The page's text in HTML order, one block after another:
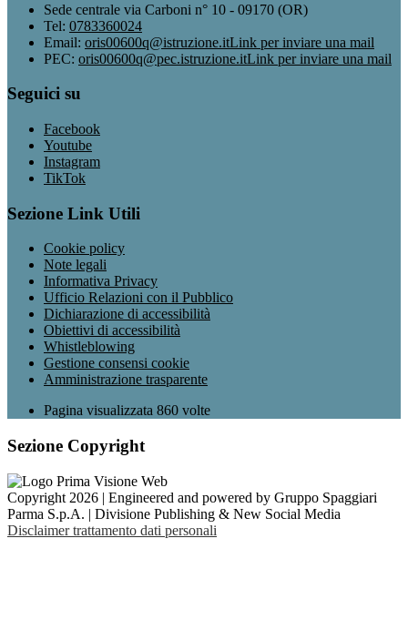
Sede centrale via Carboni n° 10 - 09170 (OR)
Tel: 0783360024
Email: oris00600q@istruzione.itLink per inviare una mail
PEC: oris00600q@pec.istruzione.itLink per inviare una mail
Seguici su
Facebook
Youtube
Instagram
TikTok
Sezione Link Utili
Cookie policy
Note legali
Informativa Privacy
Ufficio Relazioni con il Pubblico
Dichiarazione di accessibilità
Obiettivi di accessibilità
Whistleblowing
Gestione consensi cookie
Amministrazione trasparente
Pagina visualizzata 860 volte
Sezione Copyright
Copyright 2026 | Engineered and powered by Gruppo Spaggiari
Parma S.p.A. | Divisione Publishing & New Social Media
Disclaimer trattamento dati personali